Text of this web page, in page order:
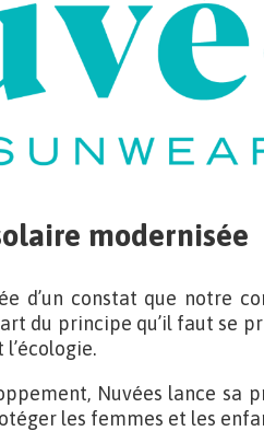
modernisée
d’un constat que notre
du principe qu’il faut se
Nuvées lance sa
les femmes et les